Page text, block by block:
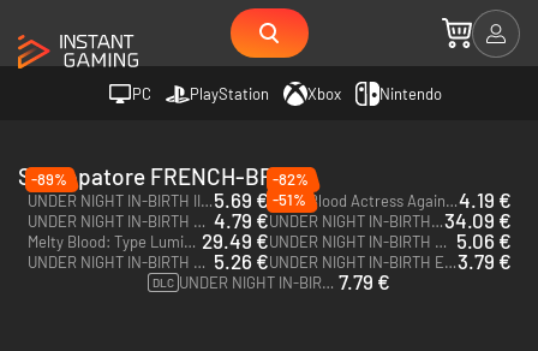
PC PlayStation Xbox Nintendo
Sviluppatore FRENCH-BREAD
-89%
UNDER NIGHT IN-BIRTH II Sys:Celes - PC (Steam)5.69 €
-82%
Melty Blood Actress Again Current Code - PC (Steam)4.19 €
UNDER NIGHT IN-BIRTH Exe:Late[cl-r] - PC (Steam) 4.79 €
-51%
UNDER NIGHT IN-BIRTH II Sys:Celes Deluxe Edition - PC (Steam)34.09 €
Melty Blood: Type Lumina - PC (Steam) 29.49 € UNDER NIGHT IN-BIRTH Exe:Late[cl-r] Pack - PC (Steam) 5.06 €
UNDER NIGHT IN-BIRTH Exe:Late[st] - PC (Steam) 5.26 € UNDER NIGHT IN-BIRTH Exe:Late - PC (Steam)3.79 €
DLC UNDER NIGHT IN-BIRTH II Sys:Celes - Pass Stagionale - PC (Steam) 7.79 €